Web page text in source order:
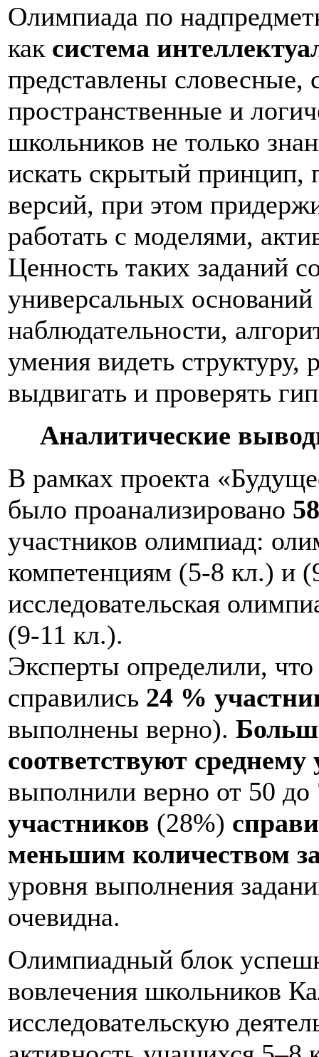
Олимпиада по
как система
представлены словесные,
пространственные и
школьников не только
искать скрытый принцип,
версий, при этом
работать с моделями,
Ценность таких заданий
универсальных
наблюдательности,
умения видеть структуру,
выдвигать и проверять
Аналитические
В рамках проекта
было проанализировано
участников олимпиад:
компетенциям (5-8 кл.) и
исследовательская
(9-11 кл.).
Эксперты определили,
справились 24 %
выполнены верно).
соответствуют
выполнили верно от 50
участников (28%)
меньшим количеством
уровня выполнения
очевидна.
Олимпиадный блок
вовлечения школьников
исследовательскую